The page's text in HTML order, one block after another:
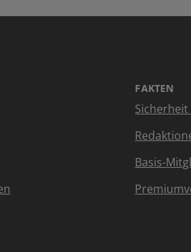
FAKTEN
Basis-